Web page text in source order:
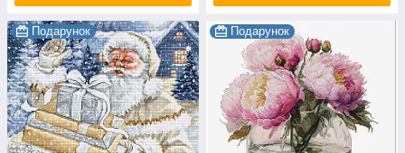
Подарунок Подарунок